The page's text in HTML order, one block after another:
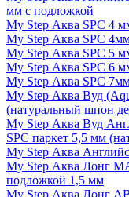
мм с подложкой
My Step Аква SPC 4
My Step Аква SPC
My Step Аква SPC 5
My Step Аква SPC 6
My Step Аква SPC
My Step Аква Вуд
(натуральный шпон
My Step Аква Вуд
SPC паркет 5,5 мм
My Step Аква
My Step Аква Лонг
подложкой 1,5 мм
My Step Аква Лонг